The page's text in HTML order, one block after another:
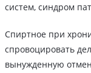
систем, синдром
Спиртное при
спровоцировать
вынужденную